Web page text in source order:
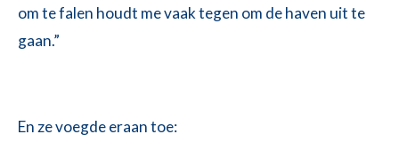
om te falen houdt me vaak tegen om de haven uit te
gaan.”
En ze voegde eraan toe: